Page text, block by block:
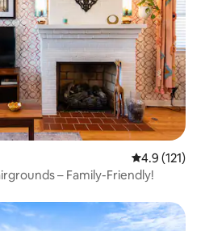
5 ರಲ್ಲಿ 4.9
4.9 (121)
– Family-Friendly!